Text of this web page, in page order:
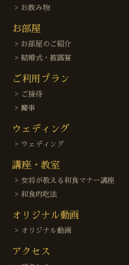
お飲み物
お部屋
お部屋のご紹介
結婚式・披露宴
ご利用プラン
ご接待
慶事
ウェディング
ウェディング
講座・教室
女将が教える和食マナー講座
和食的吃法
オリジナル動画
オリジナル動画
アクセス